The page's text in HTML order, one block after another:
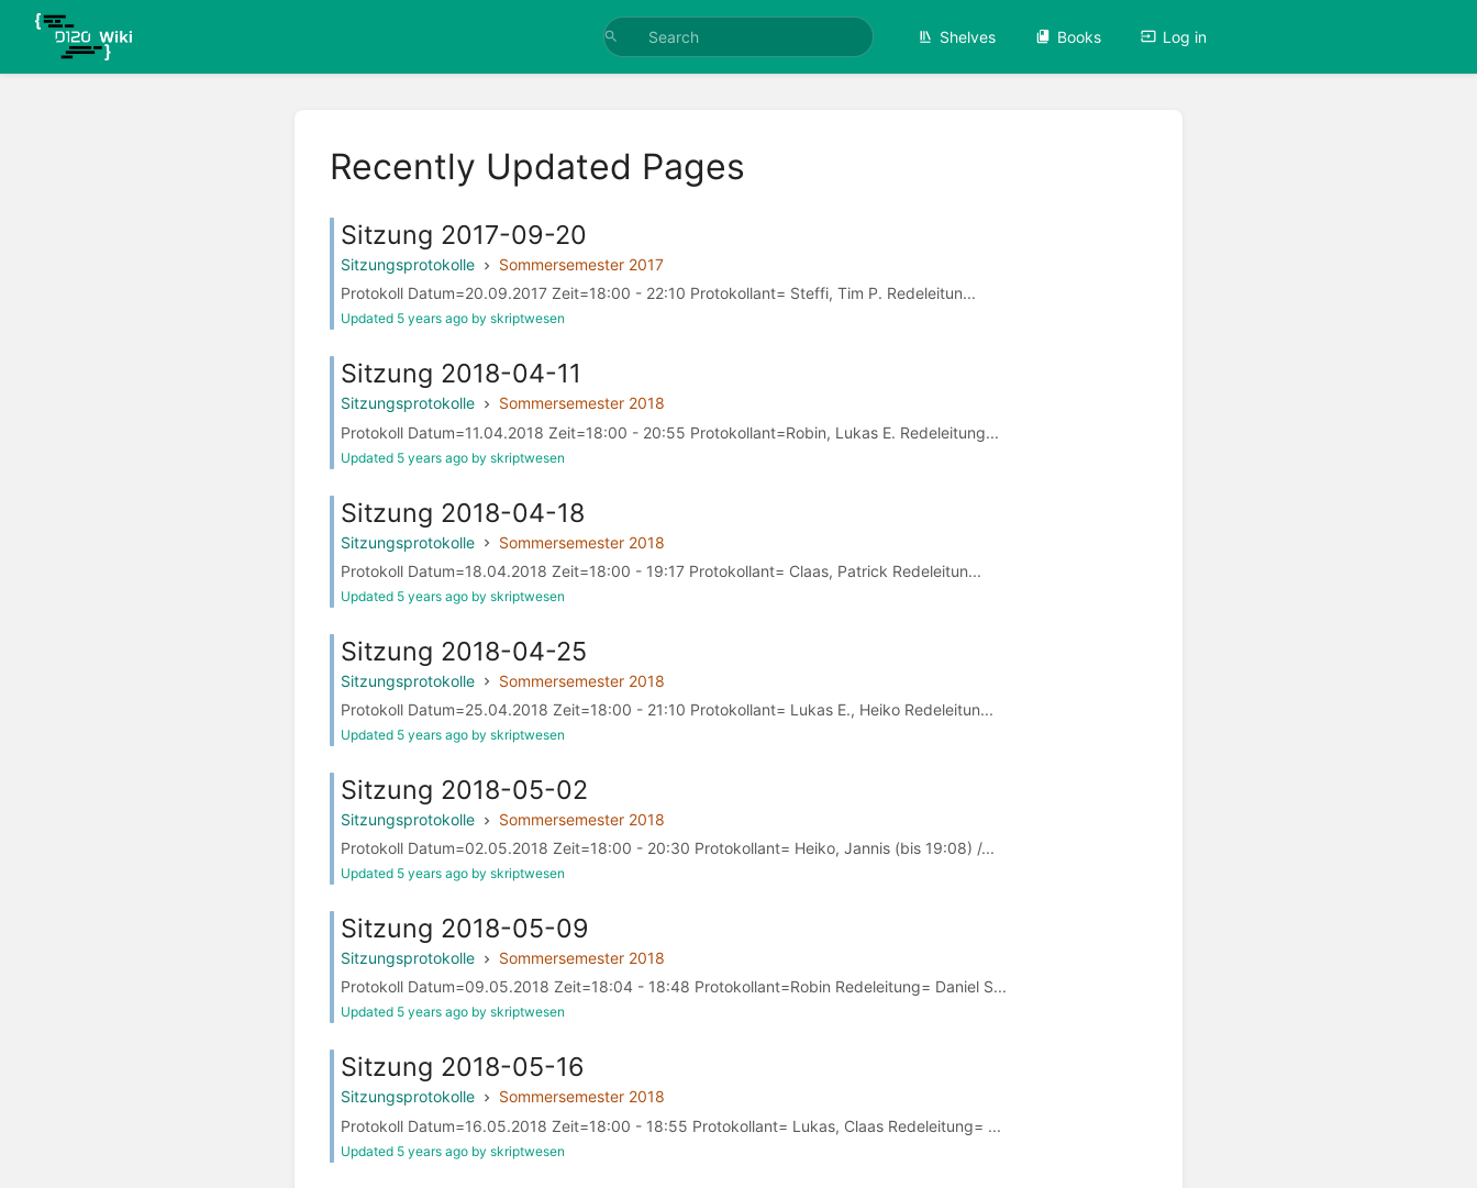
Shelves Books Log in
Recently Updated Pages
Sitzung 2017-09-20
Sitzungsprotokolle
Sommersemester 2017
Protokoll Datum=20.09.2017 Zeit=18:00 - 22:10 Protokollant= Steffi, Tim P. Redeleitun...
Updated 5 years ago by skriptwesen
Sitzung 2018-04-11
Sitzungsprotokolle
Sommersemester 2018
Protokoll Datum=11.04.2018 Zeit=18:00 - 20:55 Protokollant=Robin, Lukas E. Redeleitung...
Updated 5 years ago by skriptwesen
Sitzung 2018-04-18
Sitzungsprotokolle
Sommersemester 2018
Protokoll Datum=18.04.2018 Zeit=18:00 - 19:17 Protokollant= Claas, Patrick Redeleitun...
Updated 5 years ago by skriptwesen
Sitzung 2018-04-25
Sitzungsprotokolle
Sommersemester 2018
Protokoll Datum=25.04.2018 Zeit=18:00 - 21:10 Protokollant= Lukas E., Heiko Redeleitun...
Updated 5 years ago by skriptwesen
Sitzung 2018-05-02
Sitzungsprotokolle
Sommersemester 2018
Protokoll Datum=02.05.2018 Zeit=18:00 - 20:30 Protokollant= Heiko, Jannis (bis 19:08) /...
Updated 5 years ago by skriptwesen
Sitzung 2018-05-09
Sitzungsprotokolle
Sommersemester 2018
Protokoll Datum=09.05.2018 Zeit=18:04 - 18:48 Protokollant=Robin Redeleitung= Daniel S...
Updated 5 years ago by skriptwesen
Sitzung 2018-05-16
Sitzungsprotokolle
Sommersemester 2018
Protokoll Datum=16.05.2018 Zeit=18:00 - 18:55 Protokollant= Lukas, Claas Redeleitung= ...
Updated 5 years ago by skriptwesen